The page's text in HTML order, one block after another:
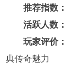
推荐指数：
活跃人数：
玩家评价：
典传奇魅力